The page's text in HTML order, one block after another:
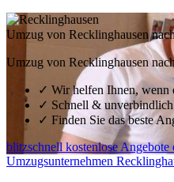
Umzug von Recklinghausen
Umzug von Recklinghausen
✓ Wir helfen Ihnen, wenn
✓ Schnell &
✓ Finden Sie das beste
blitzschnell kostenlose Angebote
Umzugsunternehmen